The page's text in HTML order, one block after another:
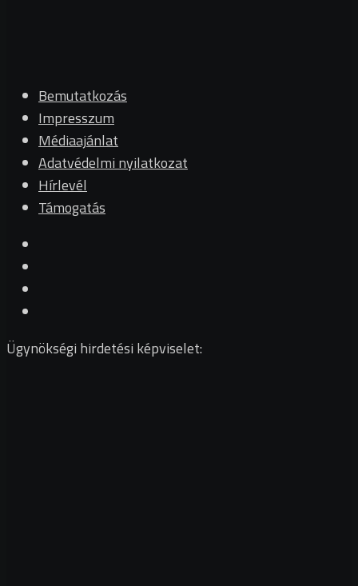
Bemutatkozás
Impresszum
Médiaajánlat
Adatvédelmi nyilatkozat
Hírlevél
Támogatás
Ügynökségi hirdetési képviselet: